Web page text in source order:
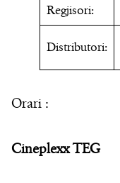
Regjisori:
Distributori:
Orari :
Cineplexx TEG